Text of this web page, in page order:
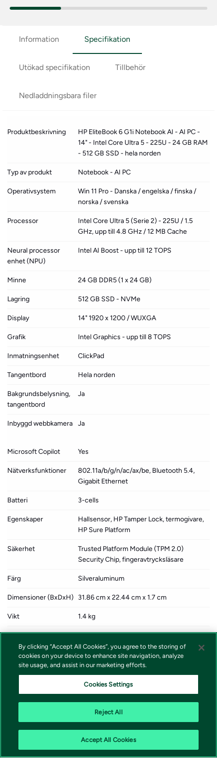
Information Specifikation
Utökad specifikation Tillbehör
Nedladdningsbara filer
Produktbeskrivning
HP EliteBook 6 G1i Notebook AI - AI PC -
14" - Intel Core Ultra 5 - 225U - 24 GB RAM
- 512 GB SSD - hela norden
Typ av produkt Notebook - AI PC
Operativsystem
Win 11 Pro - Danska / engelska / finska /
norska / svenska
Processor
Intel Core Ultra 5 (Serie 2) - 225U / 1.5
GHz, upp till 4.8 GHz / 12 MB Cache
Neural processor
enhet (NPU)
Intel AI Boost - upp till 12 TOPS
Minne 24 GB DDR5 (1 x 24 GB)
Lagring 512 GB SSD - NVMe
Display 14" 1920 x 1200 / WUXGA
Grafik Intel Graphics - upp till 8 TOPS
Inmatningsenhet ClickPad
Tangentbord Hela norden
Bakgrundsbelysning,
tangentbord
Ja
Inbyggd webbkamera Ja
Microsoft Copilot Yes
Nätverksfunktioner
802.11a/b/g/n/ac/ax/be, Bluetooth 5.4,
Gigabit Ethernet
Batteri 3-cells
Egenskaper
Hallsensor, HP Tamper Lock, termogivare,
HP Sure Platform
Säkerhet
Trusted Platform Module (TPM 2.0)
Security Chip, fingeravtrycksläsare
Färg Silveraluminum
Dimensioner (BxDxH) 31.86 cm x 22.44 cm x 1.7 cm
Vikt 1.4 kg
Lokalisering
Språk: danska, norska, finska, svenska /
region: Danmark, Finland, Norge, Sverige
Försäljningsprogram
från tillverkaren
HP Smart Buy
Miljöstandarder ENERGY STAR-godkänd
By clicking “Accept All Cookies”, you agree to the storing of
cookies on your device to enhance site navigation, analyze
site usage, and assist in our marketing efforts.
Cookies Settings
Reject All
Accept All Cookies